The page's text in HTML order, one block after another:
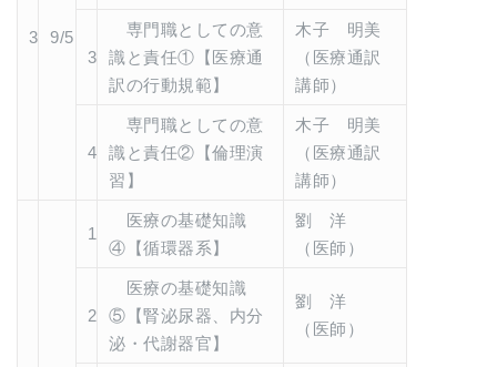
3 9/5
3
専門職としての意
識と責任①【医療通
訳の行動規範】
木子 明美
（医療通訳
講師）
4
専門職としての意
識と責任②【倫理演
習】
木子 明美
（医療通訳
講師）
1
医療の基礎知識
④【循環器系】
劉 洋
（医師）
2
医療の基礎知識
⑤【腎泌尿器、内分
泌・代謝器官】
劉 洋
（医師）